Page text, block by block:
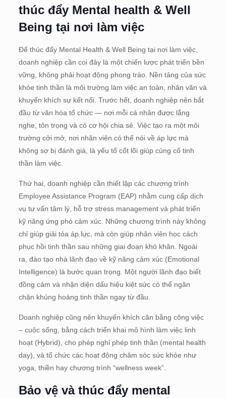
thúc đẩy Mental health & Well
Being tại nơi làm việc
Để thúc đẩy Mental Health & Well Being tại nơi làm việc,
doanh nghiệp cần coi đây là một chiến lược phát triển bền
vững, không phải hoạt động phong trào. Nền tảng của sức
khỏe tinh thần là môi trường làm việc an toàn, nhân văn và
khuyến khích sự kết nối. Trước hết, doanh nghiệp nên bắt
đầu từ văn hóa tổ chức — nơi mỗi cá nhân được lắng
nghe, tôn trọng và có cơ hội chia sẻ. Việc tạo ra một môi
trường cởi mở, nơi nhân viên có thể nói về áp lực mà
không sợ bị đánh giá, là yếu tố cốt lõi giúp củng cố tinh
thần làm việc.
Thứ hai, doanh nghiệp cần thiết lập các chương trình
Employee Assistance Program (EAP) nhằm cung cấp dịch
vụ tư vấn tâm lý, hỗ trợ stress management và phát triển
kỹ năng ứng phó cảm xúc. Những chương trình này không
chỉ giúp giải tỏa áp lực, mà còn giúp nhân viên học cách
phục hồi tinh thần sau những giai đoạn khó khăn. Ngoài
ra, đào tạo nhà lãnh đạo về kỹ năng cảm xúc (Emotional
Intelligence) là bước quan trọng. Một người lãnh đạo biết
đồng cảm và nhận diện dấu hiệu kiệt sức có thể ngăn
chặn khủng hoảng tinh thần ngay từ đầu.
Doanh nghiệp cũng nên khuyến khích cân bằng công việc
– cuộc sống, bằng cách triển khai mô hình làm việc linh
hoạt (Hybrid), cho phép nghỉ phép tinh thần (mental health
day), và tổ chức các hoạt động chăm sóc sức khỏe như
yoga, thiền hay chương trình “wellness week”.
Bảo vệ và thúc đẩy mental